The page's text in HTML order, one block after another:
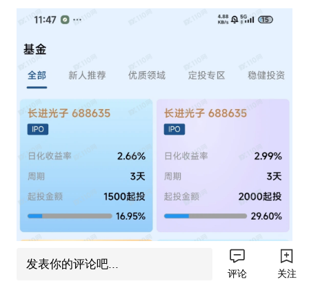
发表你的评论吧...
评论 关注